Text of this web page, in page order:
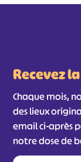
Recevez
Chaque mois,
des lieux
email ci-après
notre dose de